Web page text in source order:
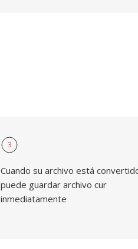
3
Cuando su archivo está
puede guardar archivo cur
inmediatamente